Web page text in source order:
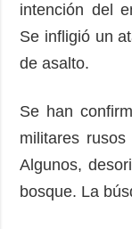
intención del
Se infligió un
de asalto.
Se han
militares
Algunos,
bosque. La